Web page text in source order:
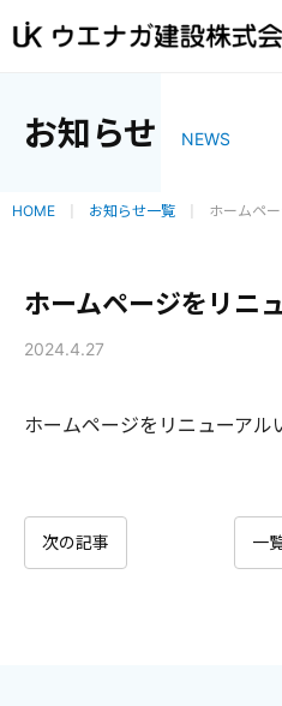
お知らせ NEWS
HOME お知らせ一覧 ホームペ
ホームページをリニ
2024.4.27
ホームページをリニューアル
一
次の記事